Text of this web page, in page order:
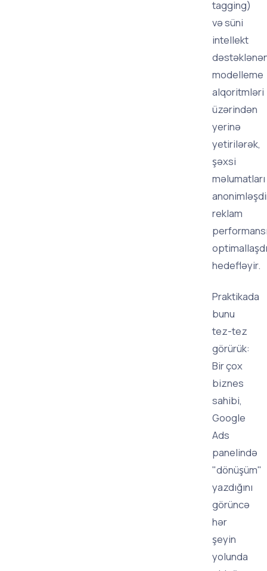
tagging)
və süni
intellekt
modelleme
alqoritmləri
üzərindən
yerinə
yetirilərək,
şəxsi
məlumatları
reklam
hedefləyir.
Praktikada
bunu
tez-tez
görürük:
Bir çox
biznes
sahibi,
Google
Ads
panelində
"dönüşüm"
yazdığını
görüncə
hər
şeyin
yolunda